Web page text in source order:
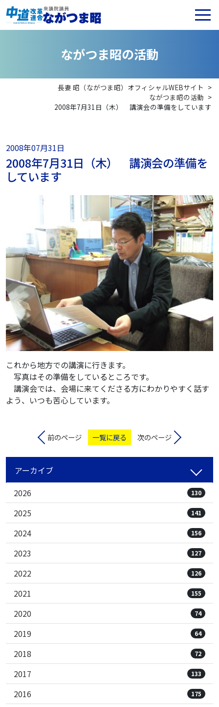
ながつま昭の活動
長妻 昭（ながつま昭）オフィシャルWEBサイト >
ながつま昭の活動 >
2008年7月31日（木） 講演会の準備をしています
2008年07月31日
2008年7月31日（木） 講演会の準備を
しています
これから地方での講演に行きます。
写真はその準備をしているところです。
講演会では、会場に来てくださる方にわかりやすく話す
よう、いつも苦心しています。
前のページ 一覧に戻る 次のページ
アーカイブ
2026
130
2025 141
2024 156
2023 127
2022 126
2021 155
2020 74
2019 64
2018 72
2017 133
2016 175